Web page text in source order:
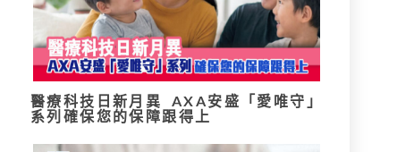
醫療科技日新月異 AXA安盛「愛唯守」
系列確保您的保障跟得上